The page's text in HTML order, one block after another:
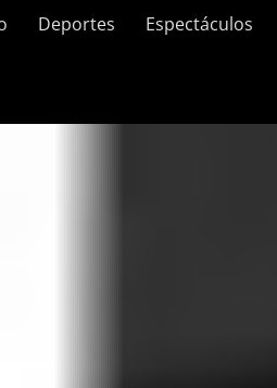
Deportes Espectáculos